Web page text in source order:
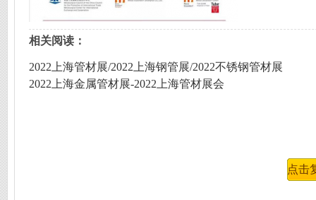
相关阅读：
2022上海管材展/2022上海钢管展/2022不锈钢管材展
2022上海金属管材展-2022上海管材展会